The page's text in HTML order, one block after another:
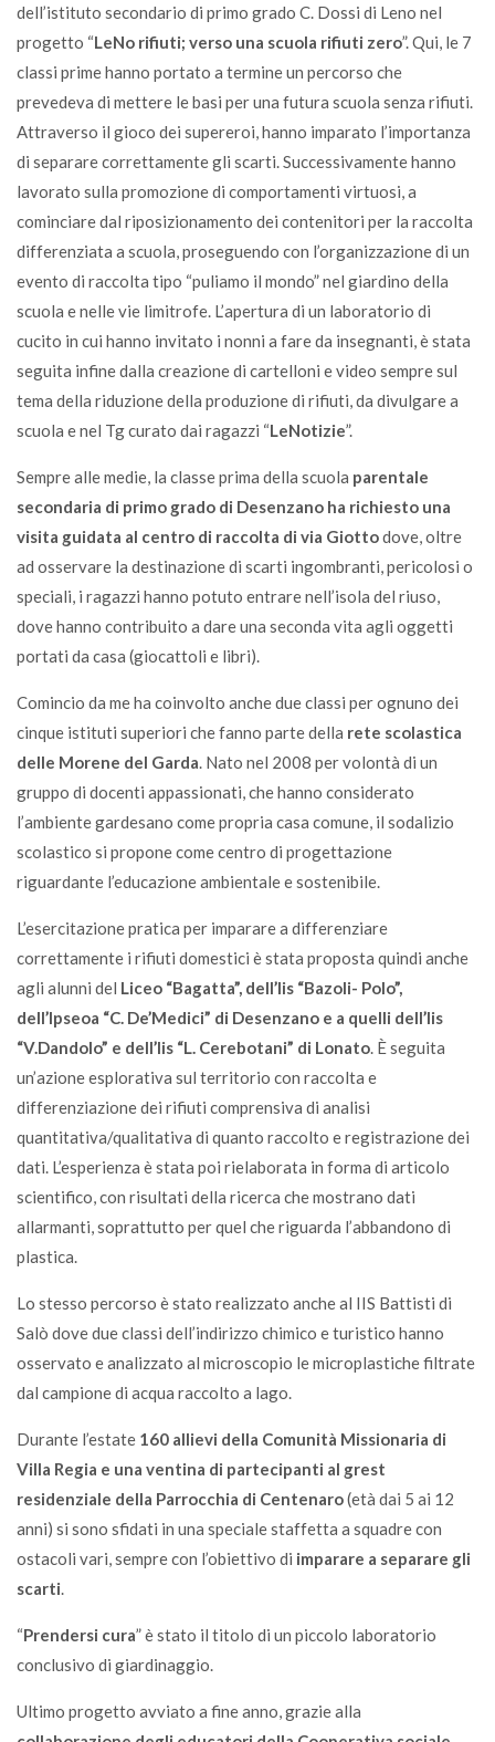
dell’istituto secondario di primo grado C. Dossi di Leno nel
progetto “LeNo rifiuti; verso una scuola rifiuti zero”. Qui, le 7
classi prime hanno portato a termine un percorso che
prevedeva di mettere le basi per una futura scuola senza rifiuti.
Attraverso il gioco dei supereroi, hanno imparato l’importanza
di separare correttamente gli scarti. Successivamente hanno
lavorato sulla promozione di comportamenti virtuosi, a
cominciare dal riposizionamento dei contenitori per la raccolta
differenziata a scuola, proseguendo con l’organizzazione di un
evento di raccolta tipo “puliamo il mondo” nel giardino della
scuola e nelle vie limitrofe. L’apertura di un laboratorio di
cucito in cui hanno invitato i nonni a fare da insegnanti, è stata
seguita infine dalla creazione di cartelloni e video sempre sul
tema della riduzione della produzione di rifiuti, da divulgare a
scuola e nel Tg curato dai ragazzi “LeNotizie”.
Sempre alle medie, la classe prima della scuola parentale
secondaria di primo grado di Desenzano ha richiesto una
visita guidata al centro di raccolta di via Giottodove, oltre
ad osservare la destinazione di scarti ingombranti, pericolosi o
speciali, i ragazzi hanno potuto entrare nell’isola del riuso,
dove hanno contribuito a dare una seconda vita agli oggetti
portati da casa (giocattoli e libri).
Comincio da me ha coinvolto anche due classi per ognuno dei
cinque istituti superiori che fanno parte della rete scolastica
delle Morene del Garda. Nato nel 2008 per volontà di un
gruppo di docenti appassionati, che hanno considerato
l’ambiente gardesano come propria casa comune, il sodalizio
scolastico si propone come centro di progettazione
riguardante l’educazione ambientale e sostenibile.
L’esercitazione pratica per imparare a differenziare
correttamente i rifiuti domestici è stata proposta quindi anche
agli alunni del Liceo “Bagatta”, dell’Iis “Bazoli- Polo”,
dell’Ipseoa “C. De’Medici” di Desenzano e a quelli dell’Iis
“V.Dandolo” e dell’Iis “L. Cerebotani” di Lonato. È seguita
un’azione esplorativa sul territorio con raccolta e
differenziazione dei rifiuti comprensiva di analisi
quantitativa/qualitativa di quanto raccolto e registrazione dei
dati. L’esperienza è stata poi rielaborata in forma di articolo
scientifico, con risultati della ricerca che mostrano dati
allarmanti, soprattutto per quel che riguarda l’abbandono di
plastica.
Lo stesso percorso è stato realizzato anche al IIS Battisti di
Salò dove due classi dell’indirizzo chimico e turistico hanno
osservato e analizzato al microscopio le microplastiche filtrate
dal campione di acqua raccolto a lago.
Durante l’estate 160 allievi della Comunità Missionaria di
Villa Regia e una ventina di partecipanti al grest
residenziale della Parrocchia di Centenaro(età dai 5 ai 12
anni) si sono sfidati in una speciale staffetta a squadre con
ostacoli vari, sempre con l’obiettivo di imparare a separare gli
scarti.
“Prendersi cura” è stato il titolo di un piccolo laboratorio
conclusivo di giardinaggio.
Ultimo progetto avviato a fine anno, grazie alla